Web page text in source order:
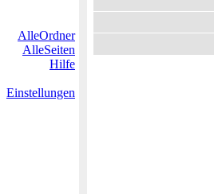
AlleOrdner
AlleSeiten
Hilfe
Einstellungen